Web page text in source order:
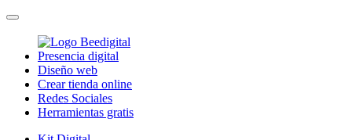
Presencia digital
Diseño web
Crear tienda online
Redes Sociales
Herramientas gratis